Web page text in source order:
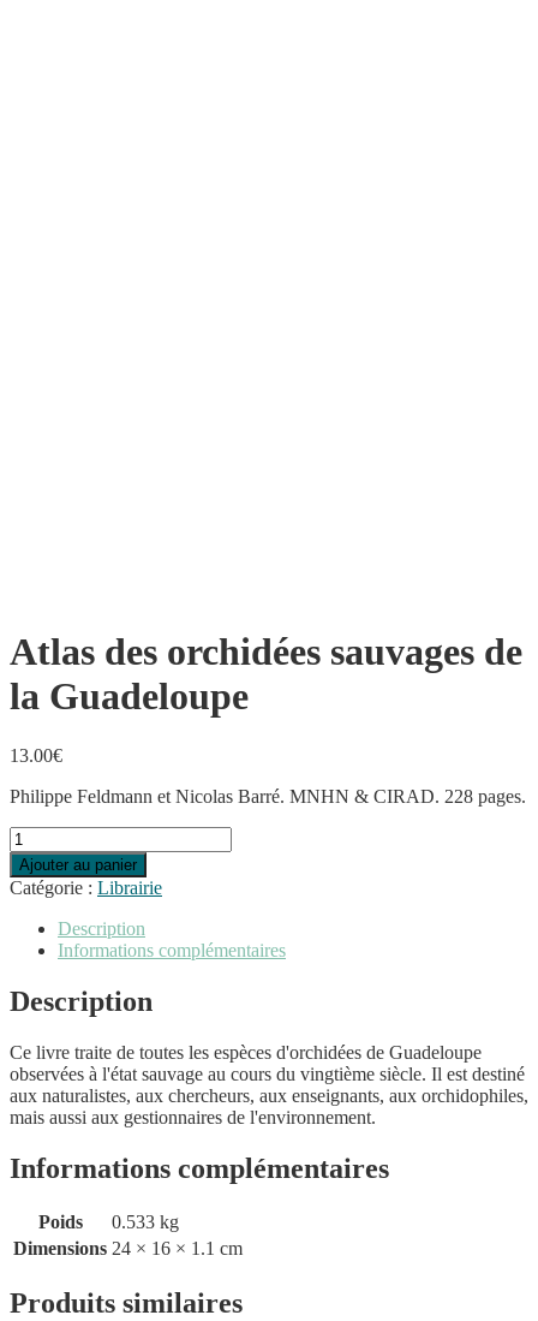
Atlas des orchidées sauvages de
la Guadeloupe
13.00€
Philippe Feldmann et Nicolas Barré. MNHN & CIRAD. 228 pages.
quantité
de
Atlas
des
orchidées
sauvages
la
Guadeloupe
Ajouter au panier
Catégorie : Librairie
Description
Informations complémentaires
Description
Ce livre traite de toutes les espèces d'orchidées de Guadeloupe
observées à l'état sauvage au cours du vingtième siècle. Il est destiné
aux naturalistes, aux chercheurs, aux enseignants, aux orchidophiles,
mais aussi aux gestionnaires de l'environnement.
Informations complémentaires
Poids
0.533 kg
Dimensions 24 × 16 × 1.1 cm
Produits similaires